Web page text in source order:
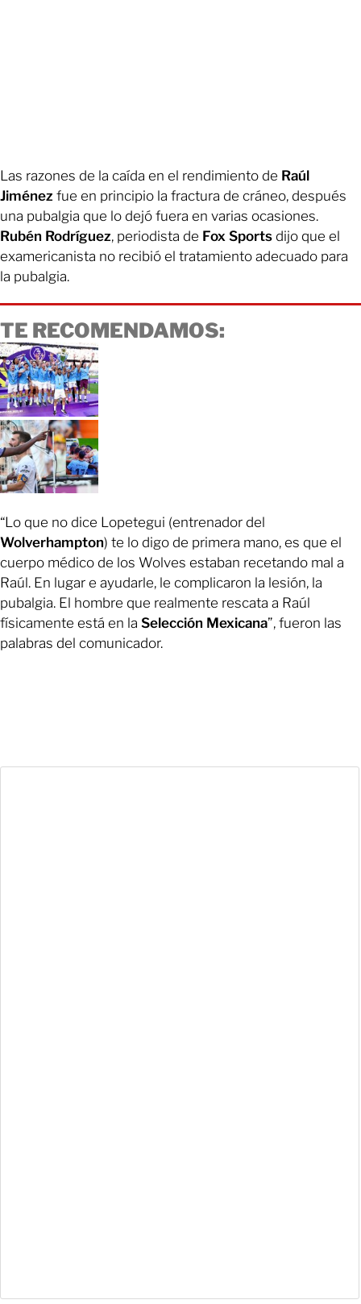
Las razones de la caída en el rendimiento de Raúl
Jiménez fue en principio la fractura de cráneo, después
una pubalgia que lo dejó fuera en varias ocasiones.
Rubén Rodríguez, periodista de Fox Sports dijo que el
examericanista no recibió el tratamiento adecuado para
la pubalgia.
TE RECOMENDAMOS:
“Lo que no dice Lopetegui (entrenador del
Wolverhampton) te lo digo de primera mano, es que el
cuerpo médico de los Wolves estaban recetando mal a
Raúl. En lugar e ayudarle, le complicaron la lesión, la
pubalgia. El hombre que realmente rescata a Raúl
físicamente está en la Selección Mexicana”, fueron las
palabras del comunicador.